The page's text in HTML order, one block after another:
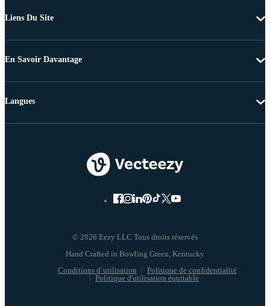
Liens Du Site
En Savoir Davantage
© 2026 Eezy LLC Tous droits réservés
Conditions d’utilisation
Politique de confidentialité
Politique d'utilisation équitable
Langues